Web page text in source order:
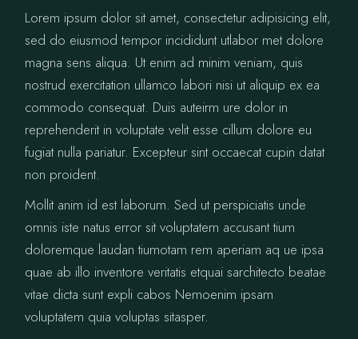
Lorem ipsum dolor sit amet, consectetur adipisicing elit,
sed do eiusmod tempor incididunt utlabor met dolore
magna sens aliqua. Ut enim ad minim veniam, quis
nostrud exercitation ullamco labori nisi ut aliquip ex ea
commodo consequat. Duis auteirm ure dolor in
reprehenderit in voluptate velit esse cillum dolore eu
fugiat nulla pariatur. Excepteur sint occaecat cupin datat
non proident.
Mollit anim id est laborum. Sed ut perspiciatis unde
omnis iste natus error sit voluptatem accusant tium
doloremque laudan tiumotam rem aperiam aq ue ipsa
quae ab illo inventore veritatis etquai sarchitecto beatae
vitae dicta sunt expli cabos Nemoenim ipsam
voluptatem quia voluptas sitasper.